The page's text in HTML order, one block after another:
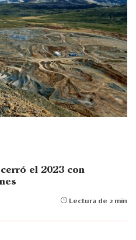
el 2023 con
Lectura de 2 min